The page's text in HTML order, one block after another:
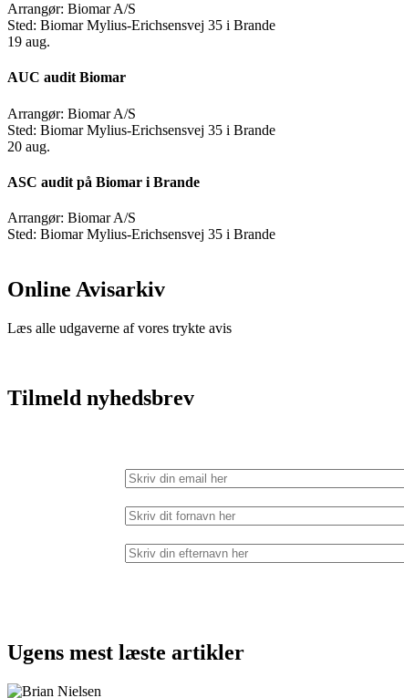
Arrangør: Biomar A/S
Sted: Biomar Mylius-Erichsensvej 35 i Brande
19 aug.
AUC audit Biomar
Arrangør: Biomar A/S
Sted: Biomar Mylius-Erichsensvej 35 i Brande
20 aug.
ASC audit på Biomar i Brande
Arrangør: Biomar A/S
Sted: Biomar Mylius-Erichsensvej 35 i Brande
Online Avisarkiv
Læs alle udgaverne af vores trykte avis
Tilmeld nyhedsbrev
Ugens mest læste artikler